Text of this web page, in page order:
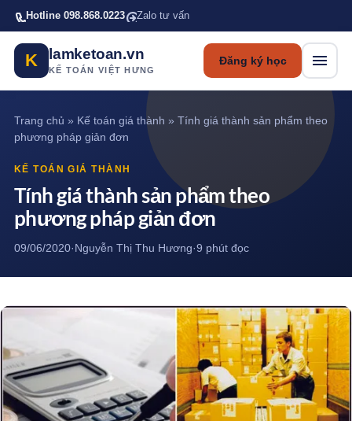
Bỏ qua tới nội dung chính
Hotline 098.868.0223 Zalo tư vấn
K lamketoan.vn
KẾ TOÁN VIỆT HƯNG
Đăng ký học
Trang chủ » Kế toán giá thành » Tính giá thành sản phẩm theo
phương pháp giản đơn
KẾ TOÁN GIÁ THÀNH
Tính giá thành sản phẩm theo
phương pháp giản đơn
09/06/2020·Nguyễn Thị Thu Hương·9 phút đọc